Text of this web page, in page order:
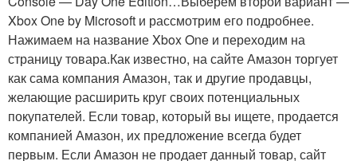
Xbox One by Microsoft и рассмотрим его подробнее.
Нажимаем на название Xbox One и переходим на
страницу товара.Как известно, на сайте Амазон торгует
как сама компания Амазон, так и другие продавцы,
желающие расширить круг своих потенциальных
покупателей. Если товар, который вы ищете, продается
компанией Амазон, их предложение всегда будет
первым. Если Амазон не продает данный товар, сайт